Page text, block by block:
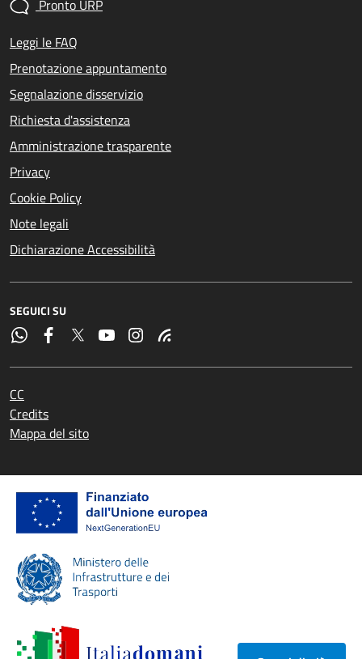
Pronto URP
Leggi le FAQ
Prenotazione appuntamento
Segnalazione disservizio
Richiesta d'assistenza
Amministrazione trasparente
Privacy
Cookie Policy
Note legali
Dichiarazione Accessibilità
SEGUICI SU
CC
Credits
Mappa del sito